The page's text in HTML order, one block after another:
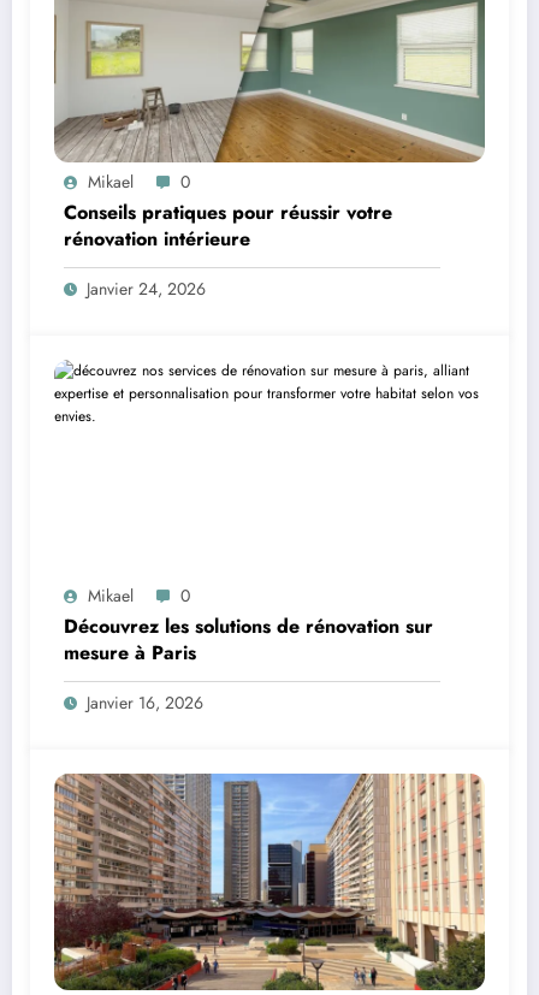
Mikael 0
Conseils pratiques pour réussir votre
rénovation intérieure
Janvier 24, 2026
Mikael 0
Découvrez les solutions de rénovation sur
mesure à Paris
Janvier 16, 2026